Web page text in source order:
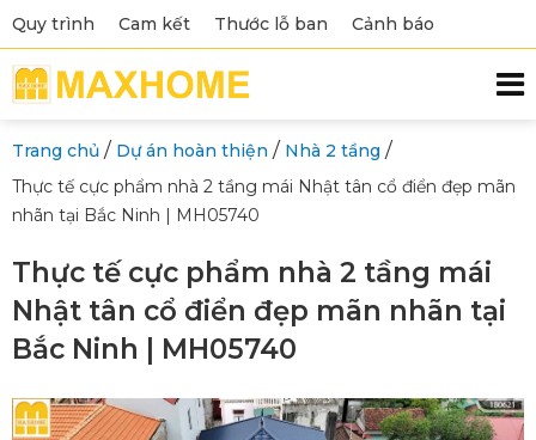
Quy trình Cam kết Thước lỗ ban Cảnh báo
Trang chủ / Dự án hoàn thiện / Nhà 2 tầng /
Thực tế cực phẩm nhà 2 tầng mái Nhật tân cổ điển đẹp mãn
nhãn tại Bắc Ninh | MH05740
Thực tế cực phẩm nhà 2 tầng mái
Nhật tân cổ điển đẹp mãn nhãn tại
Bắc Ninh | MH05740